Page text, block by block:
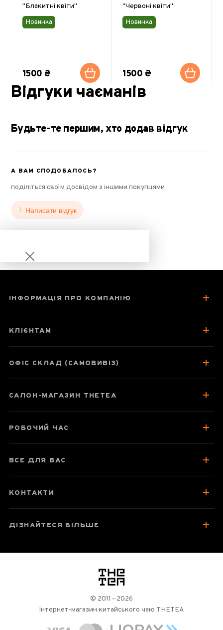
"Блакитні квіти"
Новинка
1500 ₴
"Червоні квіти"
Новинка
1500 ₴
Відгуки чаєманів
Будьте-те першим, хто додав відгук
А ВАМ СПОДОБАЛОСЬ?
поділіться своїм досвідом з іншими покупцями
Написати відгук
Гайвань 180мл
Паспорт товару
Колекція подібних товарів
ІНФОРМАЦІЯ ПРО КОМПАНІЮ
КЛІЄНТАМ
ОФІС СКЛАД (САМОВИВІЗ)
САЛОН-МАГАЗИН THETEA
РОБОЧИЙ ЧАС
ВСЕ ДЛЯ ВАС
КОНТАКТИ
ДІЗНАЙТЕСЯ БІЛЬШЕ
логотип
© 2011—2026
Інтернет-магазин китайського чаю THETEA